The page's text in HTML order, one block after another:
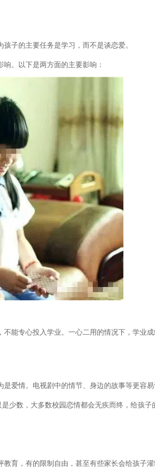
子的主要任务是学习，而不是谈恋爱。
。以下是两方面的主要影响：
能专心投入学业。一心二用的情况下，学业
爱情。电视剧中的情节、身边的故事等更容易
少数，大多数校园恋情都会无疾而终，给孩子
育，有的限制自由，甚至有些家长会给孩子